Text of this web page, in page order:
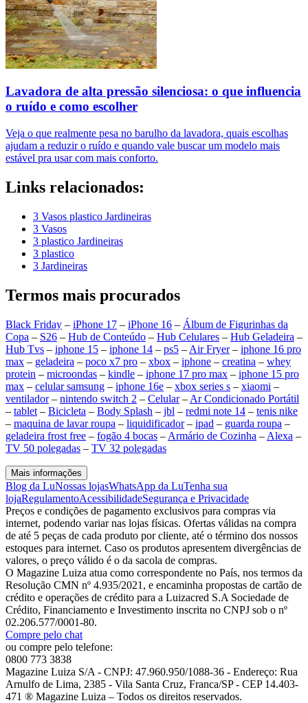
Lavadora de alta pressão silenciosa: o que influencia
o ruído e como escolher
Veja o que realmente pesa no barulho da lavadora, quais escolhas
ajudam a reduzir o ruído e quando vale buscar um modelo mais
estável pra usar com mais conforto.
Links relacionados:
3 Vasos plastico Jardineiras
3 Vasos
3 plastico Jardineiras
3 plastico
3 Jardineiras
Termos mais procurados
Black Friday – iPhone 17 – iPhone 16 – Álbum de Figurinhas da
Copa – S26 – Hub de Conteúdo – Hub Celulares – Hub Geladeira –
Hub Tvs – iphone 15 – iphone 14 – ps5 – Air Fryer– iphone 16 pro
max – geladeira – poco x7 pro – xbox – iphone – creatina – whey
protein – microondas – kindle – iphone 17 pro max – iphone 15 pro
max – celular samsung – iphone 16e – xbox series s – xiaomi –
ventilador– nintendo switch 2 – Celular– Ar Condicionado Portátil
– tablet – Bicicleta – Body Splash – jbl – redmi note 14 – tenis nike
– maquina de lavar roupa – liquidificador– ipad – guarda roupa –
geladeira frost free – fogão 4 bocas – Armário de Cozinha – Alexa –
TV 50 polegadas – TV 32 polegadas
Mais informações
Blog da LuNossas lojasWhatsApp da LuTenha sua
lojaRegulamentoAcessibilidadeSegurança e Privacidade
Preços e condições de pagamento exclusivos para compras via
internet, podendo variar nas lojas físicas. Ofertas válidas na compra
de até 5 peças de cada produto por cliente, até o término dos nossos
estoques para internet. Caso os produtos apresentem divergências de
valores, o preço válido é o da sacola de compras.
O Magazine Luiza atua como correspondente no País, nos termos da
Resolução CMN nº 4.935/2021, e encaminha propostas de cartão de
crédito e operações de crédito para a Luizacred S.A Sociedade de
Crédito, Financiamento e Investimento inscrita no CNPJ sob o nº
02.206.577/0001-80.
Compre pelo chat
ou compre pelo telefone:
0800 773 3838
Magazine Luiza S/A - CNPJ: 47.960.950/1088-36 - Endereço: Rua
Arnulfo de Lima, 2385 - Vila Santa Cruz, Franca/SP - CEP 14.403-
471 ® Magazine Luiza – Todos os direitos reservados.